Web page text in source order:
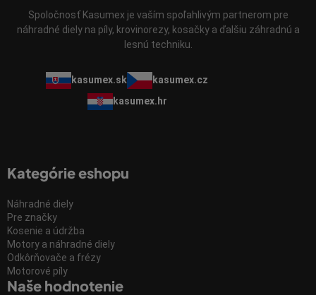
Spoločnosť Kasumex je vaším spoľahlivým partnerom pre
náhradné diely na píly, krovinorezy, kosačky a ďalšiu záhradnú a
lesnú techniku.
kasumex.sk
kasumex.cz
kasumex.hr
Kategórie eshopu
Náhradné diely
Pre značky
Kosenie a údržba
Motory a náhradné diely
Odkôrňovače a frézy
Motorové píly
Naše hodnotenie